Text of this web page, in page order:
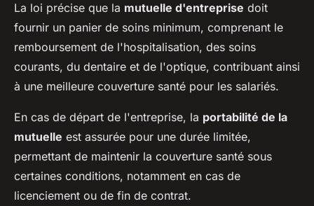
La loi précise que la mutuelle d'entreprise doit
fournir un panier de soins minimum, comprenant le
remboursement de l'hospitalisation, des soins
courants, du dentaire et de l'optique, contribuant ainsi
à une meilleure couverture santé pour les salariés.
En cas de départ de l'entreprise, la portabilité de la
mutuelle est assurée pour une durée limitée,
permettant de maintenir la couverture santé sous
certaines conditions, notamment en cas de
licenciement ou de fin de contrat.